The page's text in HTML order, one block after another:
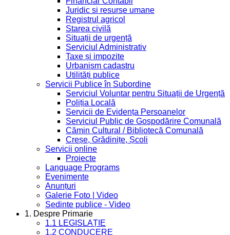
Juridic si resurse umane
Registrul agricol
Starea civilă
Situații de urgență
Serviciul Administrativ
Taxe și impozite
Urbanism cadastru
Utilități publice
Servicii Publice în Subordine
Serviciul Voluntar pentru Situații de Urgență
Poliția Locală
Servicii de Evidența Persoanelor
Serviciul Public de Gospodărire Comunală
Cămin Cultural / Bibliotecă Comunală
Creșe, Grădinițe, Școli
Servicii online
Proiecte
Language Programs
Evenimente
Anunțuri
Galerie Foto | Video
Sedinte publice - Video
1. Despre Primarie
1.1 LEGISLAȚIE
1.2 CONDUCERE